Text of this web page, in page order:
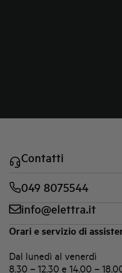
Contatti
049 8075544
info@elettra.it
Orari e servizio di
Dal lunedì al venerdì
8.30 – 12.30 e 14.00 –